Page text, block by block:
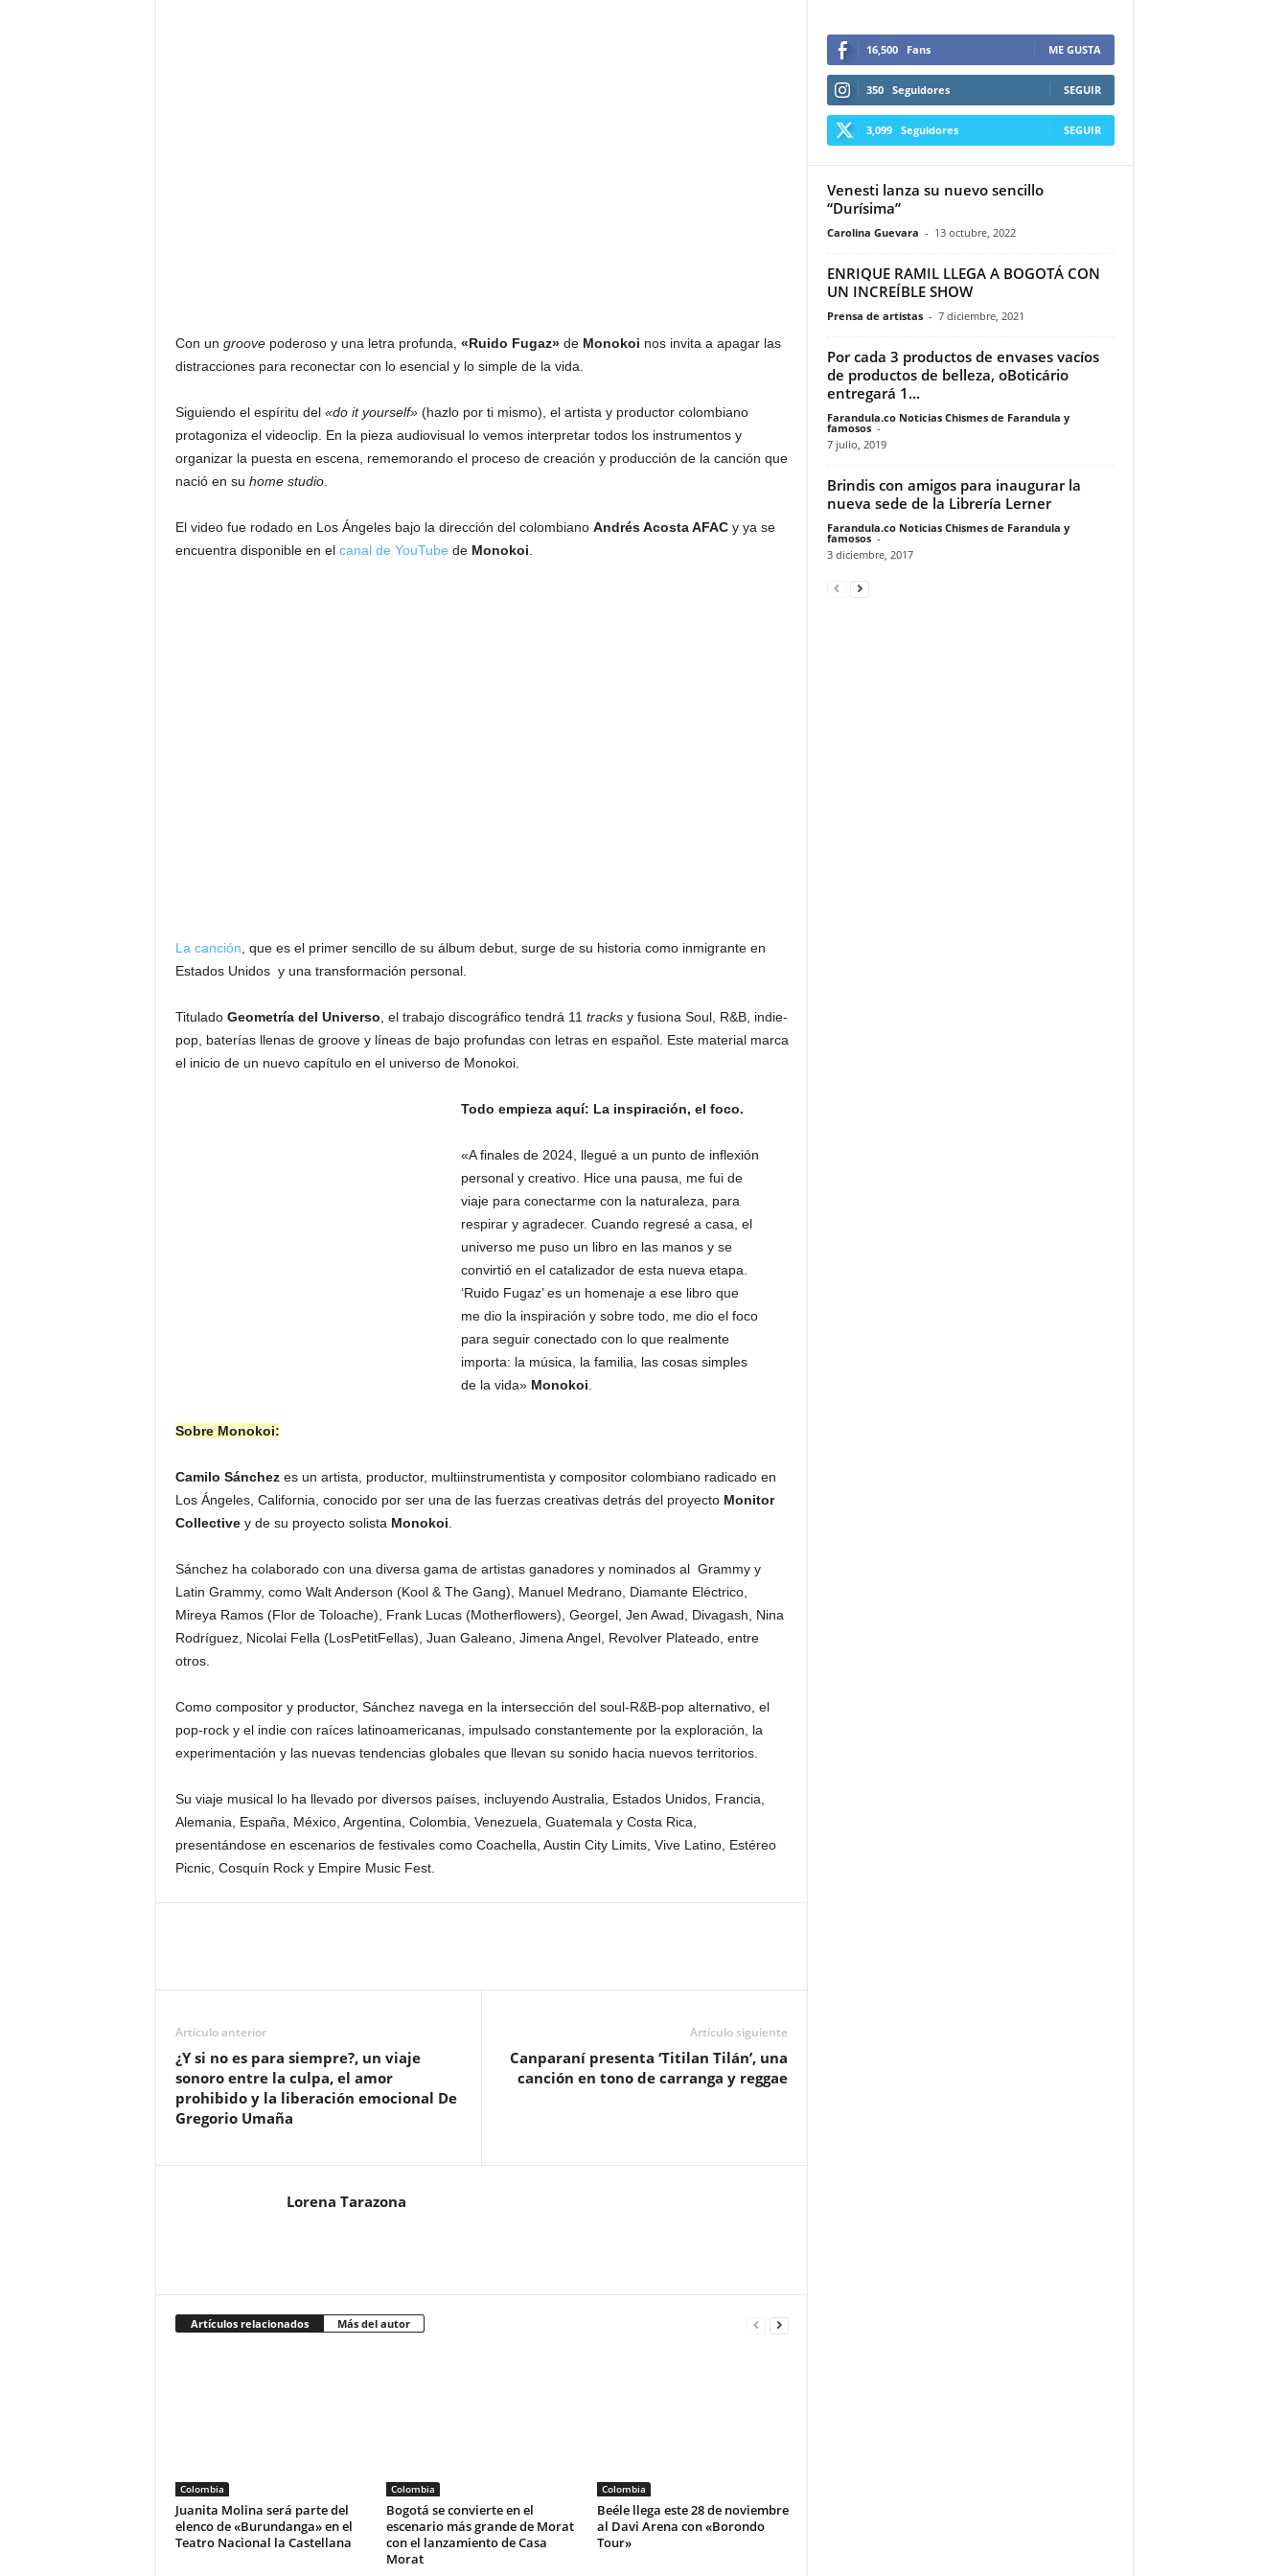
Con un groovepoderoso y una letra profunda, «Ruido Fugaz» deMonokoi nos invita a apagar las
distracciones para reconectar con lo esencial y lo simple de la vida.
Siguiendo el espíritu del «do it yourself»(hazlo por ti mismo), el artista y productor colombiano
protagoniza el videoclip. En la pieza audiovisual lo vemos interpretar todos los instrumentos y
organizar la puesta en escena, rememorando el proceso de creación y producción de la canción que
nació en su home studio.
El video fue rodado en Los Ángeles bajo la dirección del colombiano Andrés Acosta AFAC y ya se
encuentra disponible en el canal de YouTube de Monokoi
La canción , que es el primer sencillo de su álbum debut, surge de su historia como inmigrante en
Estados Unidos y una transformación personal.
Titulado Geometría del Universo , el trabajo discográfico tendrá 11 tracks y fusiona Soul, R&B, indie-
pop, baterías llenas de groove y líneas de bajo profundas con letras en español. Este material marca
el inicio de un nuevo capítulo en el universo de Monokoi.
Todo empieza aquí: La inspiración, el foco.
«A finales de 2024, llegué a un punto de inflexión
personal y creativo. Hice una pausa, me fui de
viaje para conectarme con la naturaleza, para
respirar y agradecer. Cuando regresé a casa, el
universo me puso un libro en las manos y se
convirtió en el catalizador de esta nueva etapa.
‘Ruido Fugaz’ es un homenaje a ese libro que
me dio la inspiración y sobre todo, me dio el foco
para seguir conectado con lo que realmente
importa: la música, la familia, las cosas simples
de la vida» Monokoi
Sobre Monokoi:
Camilo Sánchez es un artista, productor, multiinstrumentista y compositor colombiano radicado en
Los Ángeles, California, conocido por ser una de las fuerzas creativas detrás del proyecto Monitor
Collectivey de su proyecto solista Monokoi
Sánchez ha colaborado con una diversa gama de artistas ganadores y nominados al Grammy y
Latin Grammy, como Walt Anderson (Kool & The Gang), Manuel Medrano, Diamante Eléctrico,
Mireya Ramos (Flor de Toloache), Frank Lucas (Motherflowers), Georgel, Jen Awad, Divagash, Nina
Rodríguez, Nicolai Fella (LosPetitFellas), Juan Galeano, Jimena Angel, Revolver Plateado, entre
otros.
Como compositor y productor, Sánchez navega en la intersección del soul-R&B-pop alternativo, el
pop-rock y el indie con raíces latinoamericanas, impulsado constantemente por la exploración, la
experimentación y las nuevas tendencias globales que llevan su sonido hacia nuevos territorios.
Su viaje musical lo ha llevado por diversos países, incluyendo Australia, Estados Unidos, Francia,
Alemania, España, México, Argentina, Colombia, Venezuela, Guatemala y Costa Rica,
presentándose en escenarios de festivales como Coachella, Austin City Limits, Vive Latino, Estéreo
Picnic, Cosquín Rock y Empire Music Fest.
Artículo anterior
¿Y si no es para siempre?, un viaje
sonoro entre la culpa, el amor
prohibido y la liberación emocional De
Gregorio Umaña
Artículo siguiente
Canparaní presenta ‘Titilan Tilán’, una
canción en tono de carranga y reggae
Lorena Tarazona
Artículos relacionados Más del autor
Colombia
Juanita Molina será parte del
elenco de «Burundanga» en el
Teatro Nacional la Castellana
Colombia
Bogotá se convierte en el
escenario más grande de Morat
con el lanzamiento de Casa
Morat
Colombia
Beéle llega este 28 de noviembre
al Davi Arena con «Borondo
Tour»
16,500 Fans ME GUSTA
350 Seguidores SEGUIR
3,099 Seguidores SEGUIR
Venesti lanza su nuevo sencillo
“Durísima”
Carolina Guevara - 13 octubre, 2022
ENRIQUE RAMIL LLEGA A BOGOTÁ CON
UN INCREÍBLE SHOW
Prensa de artistas - 7 diciembre, 2021
Por cada 3 productos de envases vacíos
de productos de belleza, oBoticário
entregará 1...
Farandula.co Noticias Chismes de Farandula y
famosos -
7 julio, 2019
Brindis con amigos para inaugurar la
nueva sede de la Librería Lerner
Farandula.co Noticias Chismes de Farandula y
famosos -
3 diciembre, 2017